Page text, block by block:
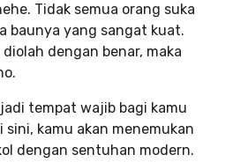
Tidak semua orang suka
baunya yang sangat kuat.
dengan benar, maka
tempat wajib bagi kamu
sini, kamu akan menemukan
dengan sentuhan modern.